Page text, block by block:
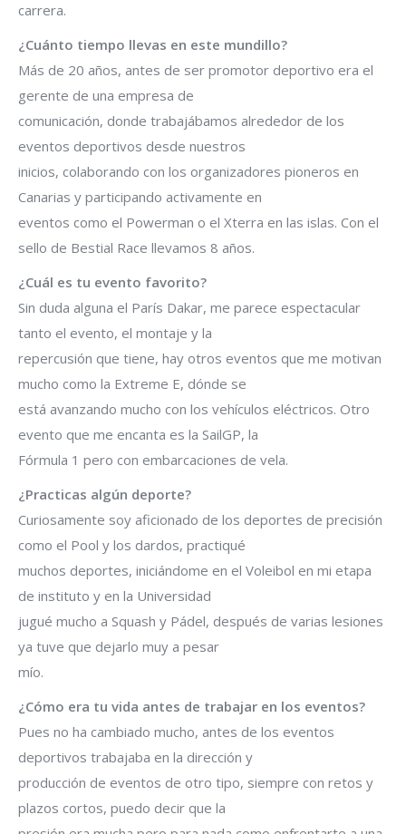
carrera.
¿Cuánto tiempo llevas en este mundillo?
Más de 20 años, antes de ser promotor deportivo era el
gerente de una empresa de
comunicación, donde trabajábamos alrededor de los
eventos deportivos desde nuestros
inicios, colaborando con los organizadores pioneros en
Canarias y participando activamente en
eventos como el Powerman o el Xterra en las islas. Con el
sello de Bestial Race llevamos 8 años.
¿Cuál es tu evento favorito?
Sin duda alguna el París Dakar, me parece espectacular
tanto el evento, el montaje y la
repercusión que tiene, hay otros eventos que me motivan
mucho como la Extreme E, dónde se
está avanzando mucho con los vehículos eléctricos. Otro
evento que me encanta es la SailGP, la
Fórmula 1 pero con embarcaciones de vela.
¿Practicas algún deporte?
Curiosamente soy aficionado de los deportes de precisión
como el Pool y los dardos, practiqué
muchos deportes, iniciándome en el Voleibol en mi etapa
de instituto y en la Universidad
jugué mucho a Squash y Pádel, después de varias lesiones
ya tuve que dejarlo muy a pesar
mío.
¿Cómo era tu vida antes de trabajar en los eventos?
Pues no ha cambiado mucho, antes de los eventos
deportivos trabajaba en la dirección y
producción de eventos de otro tipo, siempre con retos y
plazos cortos, puedo decir que la